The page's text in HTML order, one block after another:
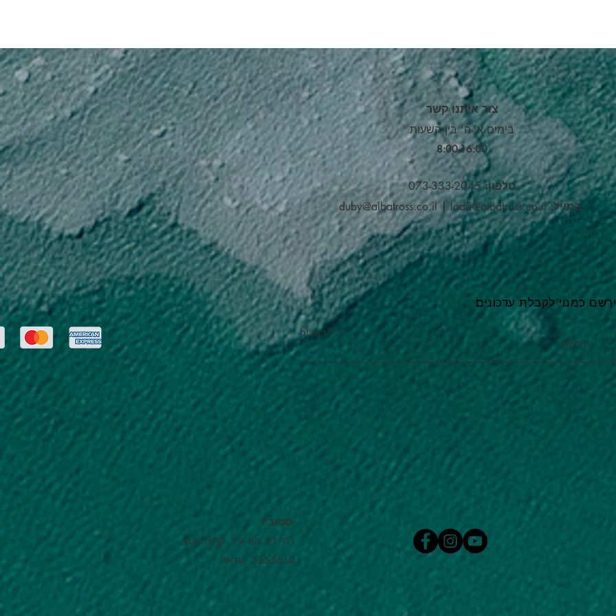
צור איתנו קשר
בימים א'-ה' בין השעות
8:00-16:00​
טלפון:073-333-2045
במייל:
duby@albatross.co.il | lada@albatross.co.il
כמנוי לקבלת עדכונים
דוא''ל
הירשם
רח' דב הוז 14, קרית אונו
5555614 ישראל